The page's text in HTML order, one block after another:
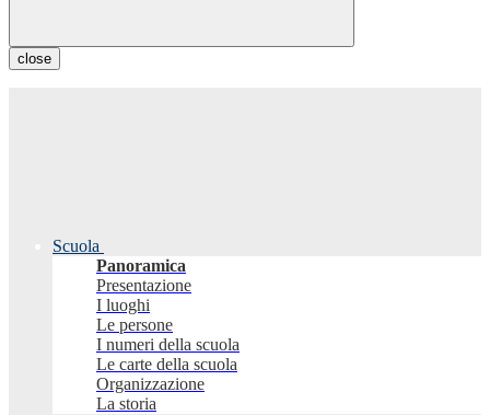
close
Scuola
Panoramica
Presentazione
I luoghi
Le persone
I numeri della scuola
Le carte della scuola
Organizzazione
La storia